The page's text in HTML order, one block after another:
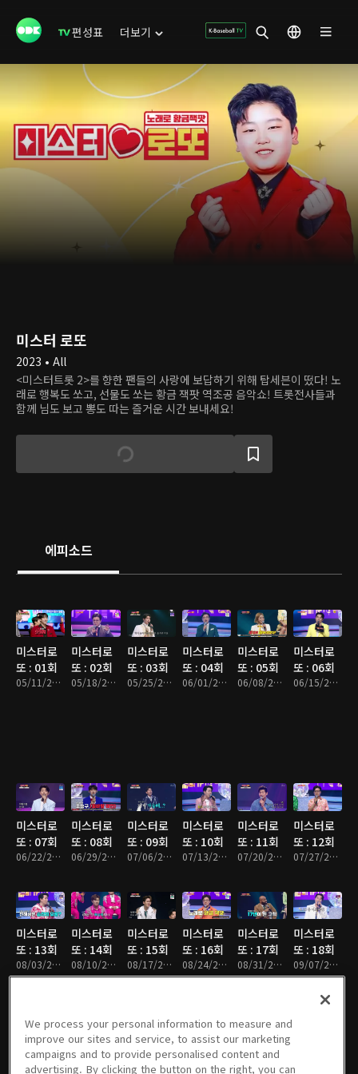
편성표 더보기
미스터 로또
2023 • All
<미스터트롯 2>를 향한 팬들의 사랑에 보답하기 위해 탑세븐이 떴다! 노
래로 행복도 쏘고, 선물도 쏘는 황금 잭팟 역조공 음악쇼! 트롯전사들과
함께 님도 보고 뽕도 따는 즐거운 시간 보내세요!
에피소드
미스터로
또 : 01회
05/11/2023 • 2시간 12분
미스터로
또 : 02회
05/18/2023 • 2시간 6분
미스터로
또 : 03회
05/25/2023 • 1시간 56분
미스터로
또 : 04회
06/01/2023 • 1시간 49분
미스터로
또 : 05회
06/08/2023 • 1시간 48분
미스터로
또 : 06회
06/15/2023 • 1시간 55분
미스터로
또 : 07회
06/22/2023 • 1시간 55분
미스터로
또 : 08회
06/29/2023 • 1시간 46분
미스터로
또 : 09회
07/06/2023 • 1시간 50분
미스터로
또 : 10회
07/13/2023 • 1시간 46분
미스터로
또 : 11회
07/20/2023 • 1시간 53분
미스터로
또 : 12회
07/27/2023 • 1시간 46분
미스터로
또 : 13회
08/03/2023 • 1시간 52분
미스터로
또 : 14회
08/10/2023 • 1시간 55분
미스터로
또 : 15회
08/17/2023 • 1시간 48분
미스터로
또 : 16회
08/24/2023 • 1시간 50분
미스터로
또 : 17회
08/31/2023 • 1시간 46분
미스터로
또 : 18회
09/07/2023 • 1시간 55분
미스터로
또 : 19회
미스터로
또 : 특별
미스터로
또 :
미스터로
또 : 20회
미스터로
또 : 21회
We process your personal information to measure and
improve our sites and service, to assist our marketing
campaigns and to provide personalised content and
advertising. By clicking the button on the right, you can